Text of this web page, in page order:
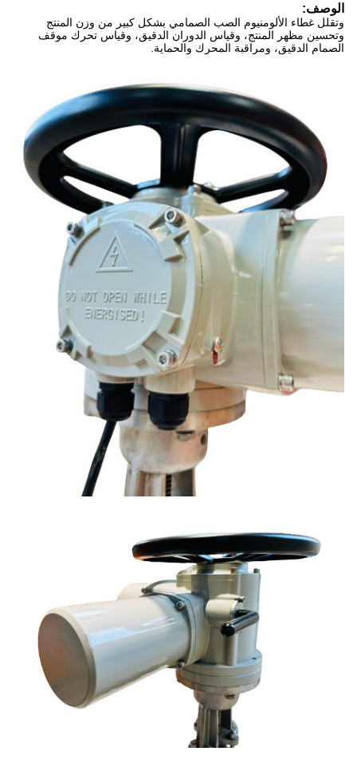
الوصف:
وتقلل غطاء الألومنيوم الصب الصمامي بشكل كبير من وزن المنتج
وتحسين مظهر المنتج، وقياس الدوران الدقيق، وقياس تحرك موقف
الصمام الدقيق، ومراقبة المحرك والحماية.